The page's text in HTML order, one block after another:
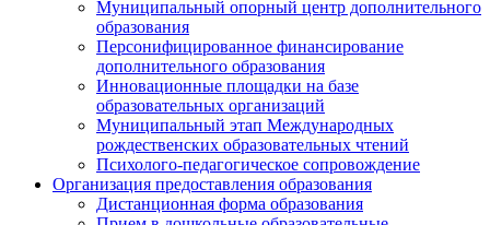
Муниципальный опорный центр дополнительного
образования
Персонифицированное финансирование
дополнительного образования
Инновационные площадки на базе
образовательных организаций
Муниципальный этап Международных
рождественских образовательных чтений
Психолого-педагогическое сопровождение
Организация предоставления образования
Дистанционная форма образования